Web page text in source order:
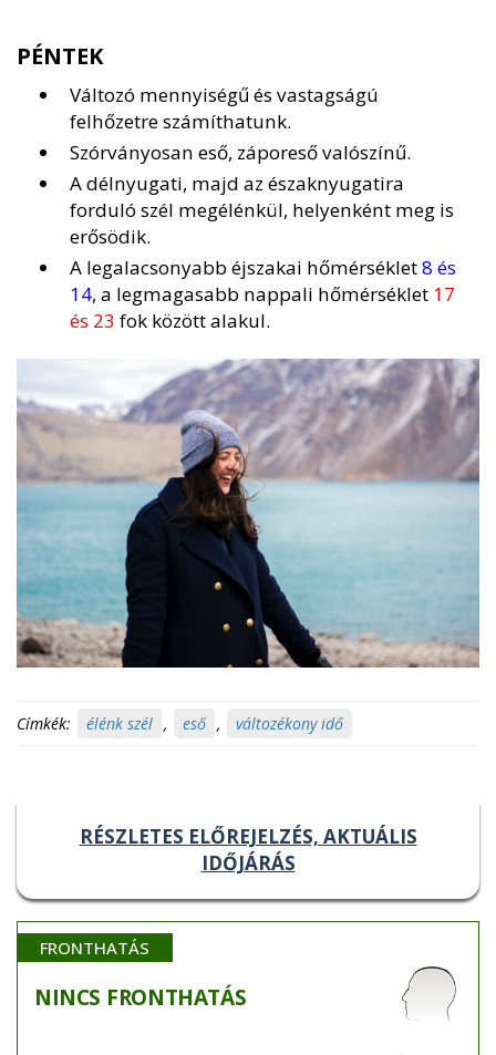
PÉNTEK
Változó mennyiségű és vastagságú
felhőzetre számíthatunk.
Szórványosan eső, záporeső valószínű.
A délnyugati, majd az északnyugatira
forduló szél megélénkül, helyenként meg is
erősödik.
A legalacsonyabb éjszakai hőmérséklet8 és
14, a legmagasabb nappali hőmérséklet 17
és 23 fok között alakul.
Címkék: élénk szél , eső , változékony idő
RÉSZLETES ELŐREJELZÉS, AKTUÁLIS
IDŐJÁRÁS
FRONTHATÁS
NINCS FRONTHATÁS